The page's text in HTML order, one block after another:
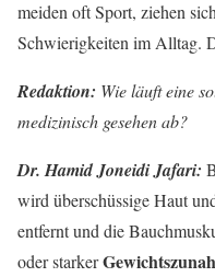
meiden oft Sport, ziehen
Schwierigkeiten im Alltag.
Redaktion: Wie läuft eine
medizinisch gesehen ab?
Dr. Hamid Joneidi Jafari:
wird überschüssige Haut
entfernt und die
oder starker